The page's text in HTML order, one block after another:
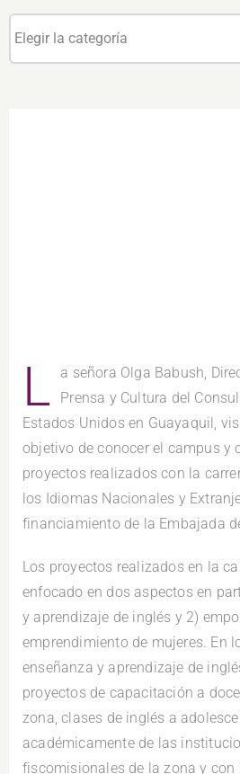
L
a señora Olga Babush,
Prensa y Cultura del
Estados Unidos en Guayaquil,
objetivo de conocer el campus y
proyectos realizados con la
los Idiomas Nacionales y
financiamiento de la Embajada
Los proyectos realizados en la
enfocado en dos aspectos en
y aprendizaje de inglés y 2)
emprendimiento de mujeres. En
enseñanza y aprendizaje de
proyectos de capacitación a
zona, clases de inglés a
académicamente de las
fiscomisionales de la zona y con